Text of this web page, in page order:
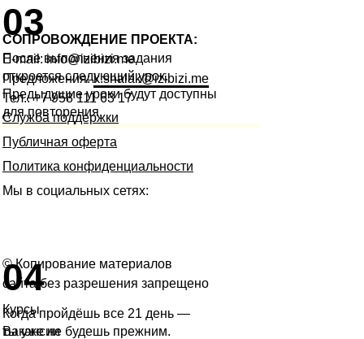
03
После выполнения задания
откроется следующий урок.
Предыдущие уроки будут доступны
для повторения.
04
Когда пройдёшь все 21 день —
ты уже не будешь прежним.
СОПРОВОЖДЕНИЕ ПРОЕКТА:
E-mail:info@izibizi.me
Предложения:k.shalak@izibizi.me
Тел.:+7 958 111 63 17
Служба поддержки
Публичная оферта
Политика конфиденциальности
Мы в социальных сетях:
© Копирование материалов
сайта без разрешения запрещено
Курсы
Вакансии